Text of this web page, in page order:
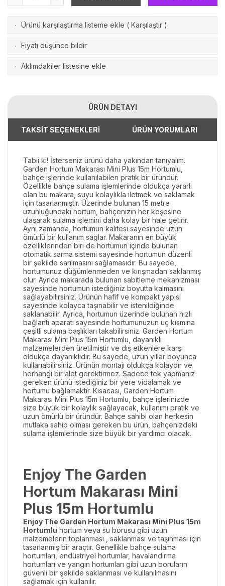
· Ürünü karşılaştırma listeme ekle ( Karşılaştır )
· Fiyatı düşünce bildir
· Aklımdakiler listesine ekle
ÜRÜN DETAYI
TAKSİT SEÇENEKLERİ ÜRÜN YORUMLARI
Tabii ki! İsterseniz ürünü daha yakından tanıyalım.
Garden Hortum Makarası Mini Plus 15m Hortumlu,
bahçe işlerinde kullanılabilen pratik bir üründür.
Özellikle bahçe sulama işlemlerinde oldukça yararlı
olan bu makara, suyu kolaylıkla iletmek ve saklamak
için tasarlanmıştır. Üzerinde bulunan 15 metre
uzunluğundaki hortum, bahçenizin her köşesine
ulaşarak sulama işlemini daha kolay bir hale getirir.
Aynı zamanda, hortumun kalitesi sayesinde uzun
ömürlü bir kullanım sağlar. Makaranın en büyük
özelliklerinden biri de hortumun içinde bulunan
otomatik sarma sistemi sayesinde hortumun düzenli
bir şekilde sarılmasını sağlamasıdır. Bu sayede,
hortumunuz düğümlenmeden ve kırışmadan saklanmış
olur. Ayrıca makarada bulunan sabitleme mekanizması
sayesinde hortumun istediğiniz boyutta kalmasını
sağlayabilirsiniz. Ürünün hafif ve kompakt yapısı
sayesinde kolayca taşınabilir ve istenildiğinde
saklanabilir. Ayrıca, hortumun üzerinde bulunan hızlı
bağlantı aparatı sayesinde hortumunuzun uç kısmına
çeşitli sulama başlıkları takabilirsiniz. Garden Hortum
Makarası Mini Plus 15m Hortumlu, dayanıklı
malzemelerden üretilmiştir ve dış etkenlere karşı
oldukça dayanıklıdır. Bu sayede, uzun yıllar boyunca
kullanabilirsiniz. Ürünün montajı oldukça kolaydır ve
herhangi bir alet gerektirmez. Sadece tek yapmanız
gereken ürünü istediğiniz bir yere vidalamak ve
hortumu bağlamaktır. Kısacası, Garden Hortum
Makarası Mini Plus 15m Hortumlu, bahçe işlerinizde
size büyük bir kolaylık sağlayacak, kullanımı pratik ve
uzun ömürlü bir üründür. Bahçe sahibi olan herkesin
mutlaka sahip olması gereken bu ürün, bahçenizdeki
sulama işlemlerinde size büyük bir yardımcı olacak.
Enjoy The Garden
Hortum Makarası Mini
Plus 15m Hortumlu
Enjoy The Garden Hortum Makarası Mini Plus 15m
Hortumlu hortum veya su borusu gibi uzun
malzemelerin toplanması , saklanması ve taşınması için
tasarlanmış bir araçtır. Genellikle bahçe sulama
hortumları, endüstriyel hortumlar, havalandırma
hortumları ve yangın hortumları gibi uzun boruların
güvenli bir şekilde saklanması ve kullanılmasını
sağlamak için kullanılır.